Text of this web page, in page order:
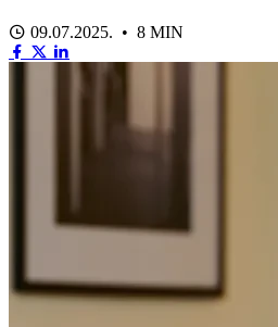
09.07.2025. • 8 MIN